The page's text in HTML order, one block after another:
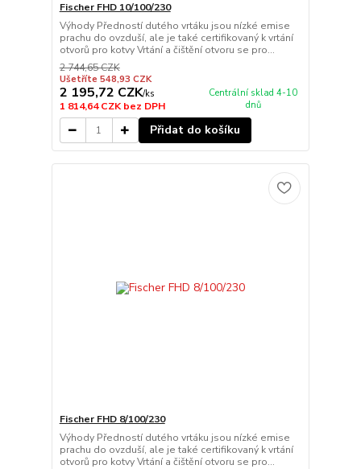
Fischer FHD 10/100/230
Výhody Předností dutého vrtáku jsou nízké emise
prachu do ovzduší, ale je také certifikovaný k vrtání
otvorů pro kotvy Vrtání a čištění otvoru se pro...
2 744,65 CZK
Ušetříte 548,93 CZK
2 195,72 CZK/ks
1 814,64 CZKbez DPH
Centrální sklad 4-10
dnů
Přidat do košíku
Fischer FHD 8/100/230
Výhody Předností dutého vrtáku jsou nízké emise
prachu do ovzduší, ale je také certifikovaný k vrtání
otvorů pro kotvy Vrtání a čištění otvoru se pro...